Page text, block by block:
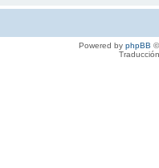
Powered by phpBB